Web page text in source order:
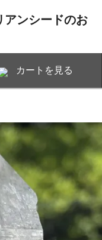
アンシードのお
カートを見る